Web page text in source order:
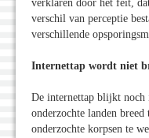
verklaren door het feit,
verschil van perceptie
verschillende
Internettap wordt niet
De internettap blijkt noch
onderzochte landen
onderzochte korpsen te